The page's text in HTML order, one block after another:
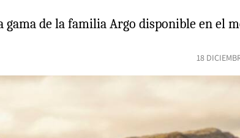
de la familia Argo disponible en el
18